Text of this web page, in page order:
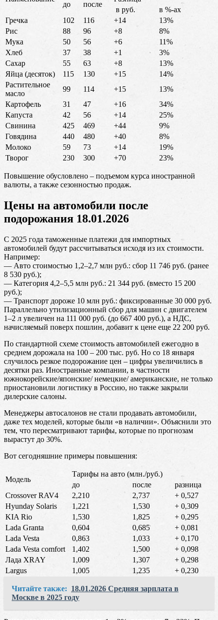
до
после
в руб.
в %-ах
Гречка
102 116 +14
13%
Рис
88 96 +8
8%
Мука
50 56 +6
11%
Хлеб
37 38 +1
3%
Сахар
55 63 +8
13%
Яйца (десяток)
115 130 +15
14%
Растительное
масло
99 114 +15
13%
Картофель
31 47 +16
34%
Капуста
42 56 +14
25%
Свинина
425 469 +44
9%
Говядина
440 480 +40
8%
Молоко
59 73 +14
19%
Творог
230 300 +70 23%
Повышение обусловлено – подъемом курса иностранной
валюты, а также сезонностью продаж.
Цены на автомобили после
подорожания 18.01.2026
С 2025 года таможенные платежи для импортных
автомобилей будут рассчитываться исходя из их стоимости.
Например:
— Авто стоимостью 1,2–2,7 млн руб.: сбор 11 746 руб. (ранее
8 530 руб.);
— Категория 4,2–5,5 млн руб.: 21 344 руб. (вместо 15 200
руб.);
— Транспорт дороже 10 млн руб.: фиксированные 30 000 руб.
Параллельно утилизационный сбор для машин с двигателем
1–2 л увеличен на 111 000 руб. (до 667 400 руб.), а НДС,
начисляемый поверх пошлин, добавит к цене еще 22 200 руб.
По стандартной схеме стоимость автомобилей ежегодно в
среднем дорожала на 100 – 200 тыс. руб. Но со 18 января
случилось резкое подорожание цен – цифры увеличились в
десятки раз. Иностранные компании, в частности
южнокорейские/японские/ немецкие/ американские, не только
приостановили логистику в Россию, но также закрыли
дилерские салоны.
Менеджеры автосалонов не стали продавать автомобили,
даже тех моделей, которые были «в наличии». Объяснили это
тем, что пересматривают тарифы, которые по прогнозам
вырастут до 30%.
Вот сегодняшние примеры повышения:
Модель
Тарифы на авто (млн./руб.)
до
после
разница
Crossover RAV4
2,210 2,737
+ 0,527
Hyunday Solaris
1,221 1,530
+ 0,309
KIA Rio
1,530 1,825
+ 0,295
Lada Granta
0,604 0,685
+ 0,081
Lada Vesta
0,863 1,033
+ 0,170
Lada Vesta comfort
1,402 1,500
+ 0,098
Лада XRAY
1,009 1,307
+ 0,298
Largus
1,005 1,235 + 0,230
Читайте также: 18.01.2026 Средняя зарплата в
Москве в 2025 году